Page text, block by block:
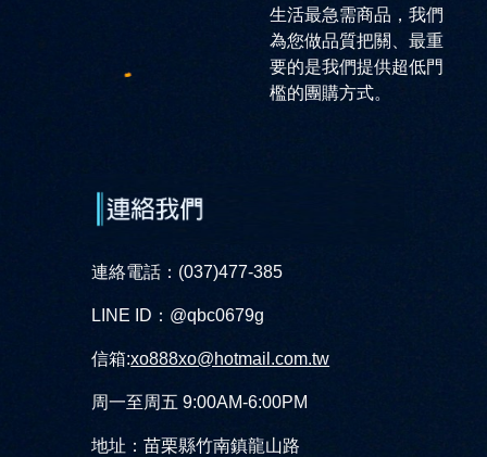
生活最急需商品，我們
為您做品質把關、最重
要的是我們提供超低門
檻的團購方式。
連絡電話：(037)477-385
LINE ID：@qbc0679g
信箱:xo888xo@hotmail.com.tw
周一至周五 9:00AM-6:00PM
地址：苗栗縣竹南鎮龍山路